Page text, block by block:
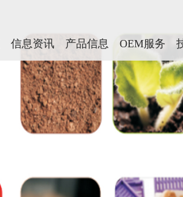
信息资讯 产品信息 OEM服务
信息资讯 产品信息 OEM服务